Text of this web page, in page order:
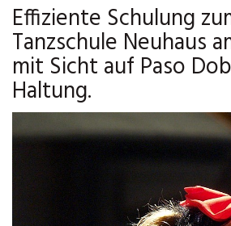
Effiziente Schulung
Tanzschule Neuhaus
mit Sicht auf Paso
Haltung.